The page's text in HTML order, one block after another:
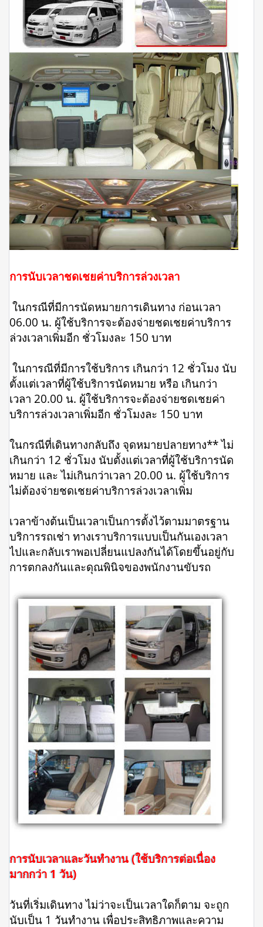
การนับเวลาชดเชยค่าบริการล่วงเวลา
ในกรณีที่มีการนัดหมายการเดินทาง ก่อนเวลา
06.00 น. ผู้ใช้บริการจะต้องจ่ายชดเชยค่าบริการ
ล่วงเวลาเพิ่มอีก ชั่วโมงละ 150 บาท
ในการณีที่มีการใช้บริการ เกินกว่า 12 ชั่วโมง นับ
ตั้งแต่เวลาที่ผู้ใช้บริการนัดหมาย หรือ เกินกว่า
เวลา 20.00 น. ผู้ใช้บริการจะต้องจ่ายชดเชยค่า
บริการล่วงเวลาเพิ่มอีก ชั่วโมงละ 150 บาท
ในกรณีที่เดินทางกลับถึง จุดหมายปลายทาง** ไม่
เกินกว่า 12 ชั่วโมง นับตั้งแต่เวลาที่ผู้ใช้บริการนัด
หมาย และ ไม่เกินกว่าเวลา 20.00 น. ผู้ใช้บริการ
ไม่ต้องจ่ายชดเชยค่าบริการล่วงเวลาเพิ่ม
เวลาข้างต้นเป็นเวลาเป็นการตั้งไว้ตามมาตรฐาน
บริการรถเช่า ทางเราบริการแบบเป็นกันเองเวลา
ไปและกลับเราพอเปลี่ยนแปลงกันได้โดยขึ้นอยู่กับ
การตกลงกันและดุณพินิจของพนักงานขับรถ
การนับเวลาและวันทำงาน (ใช้บริการต่อเนื่อง
มากกว่า 1 วัน)
วันที่เริ่มเดินทาง ไม่ว่าจะเป็นเวลาใดก็ตาม จะถูก
นับเป็น 1 วันทำงาน เพื่อประสิทธิภาพและความ